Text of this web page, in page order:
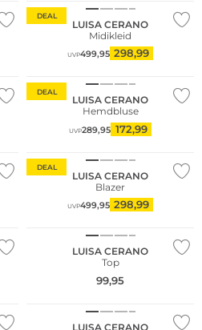
DEAL
LUISA CERANO
Midikleid
UVP499,95 298,99
DEAL
LUISA CERANO
Hemdbluse
UVP289,95 172,99
DEAL
LUISA CERANO
Blazer
UVP499,95 298,99
LUISA CERANO
Top
99,95
LUISA CERANO